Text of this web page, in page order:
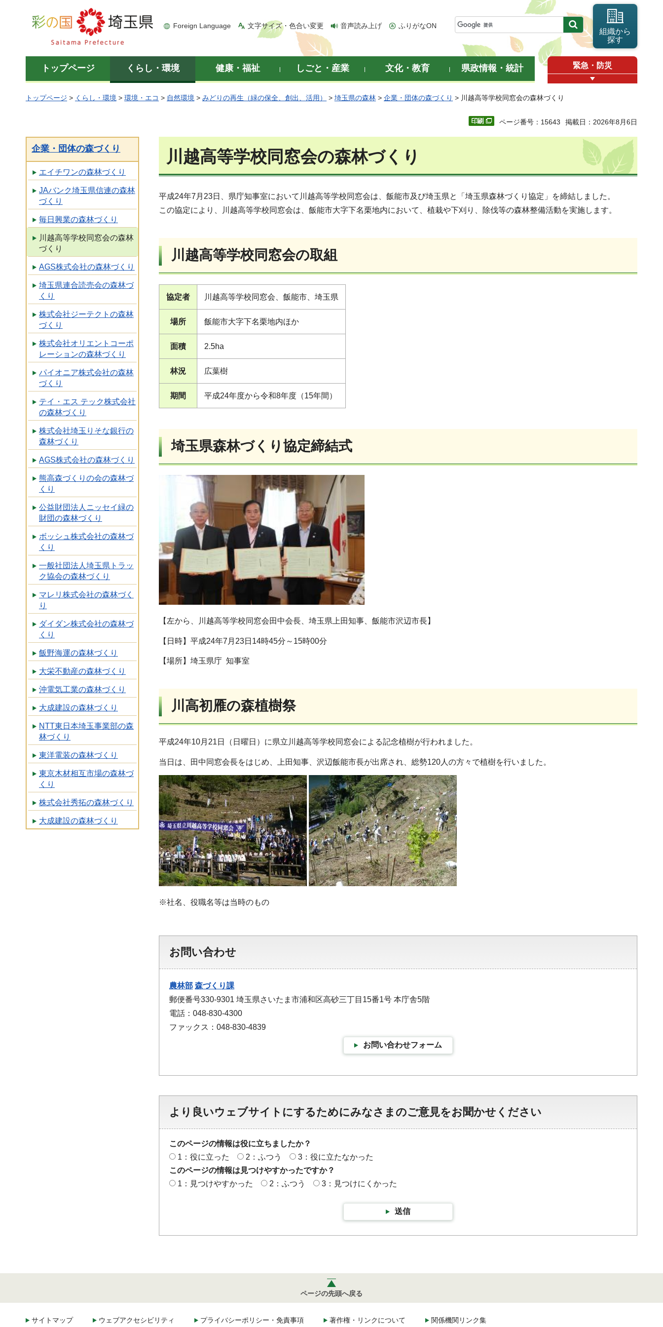
彩の国 埼玉県
Foreign Language 文字サイズ・色合い変更 音声読み上げ ふりがなON
組織から
探す
トップページ くらし・環境 健康・福祉 しごと・産業 文化・教育 県政情報・統計 緊急・防災
トップページ > くらし・環境 > 環境・エコ > 自然環境 > みどりの再生（緑の保全、創出、活用） > 埼玉県の森林 > 企業・団体の森づくり > 川越高等学校同窓会の森林づくり
ページ番号：15643 掲載日：2026年8月6日
企業・団体の森づくり
エイチワンの森林づくり
JAバンク埼玉県信連の森林
づくり
毎日興業の森林づくり
川越高等学校同窓会の森林
づくり
AGS株式会社の森林づくり
埼玉県連合読売会の森林づ
くり
株式会社ジーテクトの森林
づくり
株式会社オリエントコーポ
レーションの森林づくり
パイオニア株式会社の森林
づくり
テイ・エス テック株式会社
の森林づくり
株式会社埼玉りそな銀行の
森林づくり
AGS株式会社の森林づくり
熊高森づくりの会の森林づ
くり
公益財団法人ニッセイ緑の
財団の森林づくり
ボッシュ株式会社の森林づ
くり
一般社団法人埼玉県トラッ
ク協会の森林づくり
マレリ株式会社の森林づく
り
ダイダン株式会社の森林づ
くり
飯野海運の森林づくり
大栄不動産の森林づくり
沖電気工業の森林づくり
大成建設の森林づくり
NTT東日本埼玉事業部の森
林づくり
東洋電装の森林づくり
東京木材相互市場の森林づ
くり
株式会社秀拓の森林づくり
大成建設の森林づくり
川越高等学校同窓会の森林づくり
平成24年7月23日、県庁知事室において川越高等学校同窓会は、飯能市及び埼玉県と「埼玉県森林づくり協定」を締結しました。
この協定により、川越高等学校同窓会は、飯能市大字下名栗地内において、植栽や下刈り、除伐等の森林整備活動を実施します。
川越高等学校同窓会の取組
協定者 川越高等学校同窓会、飯能市、埼玉県
場所 飯能市大字下名栗地内ほか
面積 2.5ha
林況 広葉樹
期間 平成24年度から令和8年度（15年間）
埼玉県森林づくり協定締結式
【左から、川越高等学校同窓会田中会長、埼玉県上田知事、飯能市沢辺市長】
【日時】平成24年7月23日14時45分～15時00分
【場所】埼玉県庁 知事室
川高初雁の森植樹祭
平成24年10月21日（日曜日）に県立川越高等学校同窓会による記念植樹が行われました。
当日は、田中同窓会長をはじめ、上田知事、沢辺飯能市長が出席され、総勢120人の方々で植樹を行いました。
※社名、役職名等は当時のもの
お問い合わせ
農林部 森づくり課
郵便番号330-9301 埼玉県さいたま市浦和区高砂三丁目15番1号 本庁舎5階
電話：048-830-4300
ファックス：048-830-4839
お問い合わせフォーム
より良いウェブサイトにするためにみなさまのご意見をお聞かせください
このページの情報は役に立ちましたか？
1：役に立った
2：ふつう
3：役に立たなかった
このページの情報は見つけやすかったですか？
1：見つけやすかった
2：ふつう 3：見つけにくかった
送信
ページの先頭へ戻る
サイトマップ ウェブアクセシビリティ プライバシーポリシー・免責事項 著作権・リンクについて 関係機関リンク集